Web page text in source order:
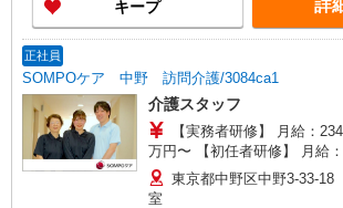
均20回分）等、毎月平均的に
※介護福祉士のみ、特別職務
業：別途時間外手当支給（超
援特別手当は勤続5年目迄の
（再入社除く） ◎賞与 基本
キープ 詳
正社員
SOMPOケア 中野 訪問介護/3084ca1
介護スタッフ
【実務者研修】 月給：
万円〜 【初任者研修】 月給：224,300円 年収例：
310万円〜 ※職務手当、（東京都）居住支援特別
手当、日祝手当（月平均2回
東京都中野区中野3-33-
室